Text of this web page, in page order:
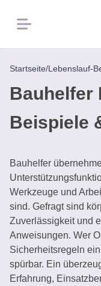
Menü
Startseite
Inspiration
Kostenlose
Tools
Lebenslauf
erstellen
Startseite/Lebenslauf-
Bauhelfer
Beispiele
Bauhelfer
Werkzeuge und
sind. Gefragt sind
Zuverlässigkeit und
Anweisungen. Wer
Sicherheitsregeln
spürbar. Ein
Erfahrung,